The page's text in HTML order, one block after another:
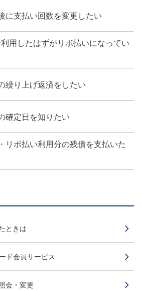
に支払い回数を変更したい
用したはずがリボ払いになってい
繰り上げ返済をしたい
確定日を知りたい
リボ払い利用分の残債を支払いた
ときは
ド会員サービス
会・変更